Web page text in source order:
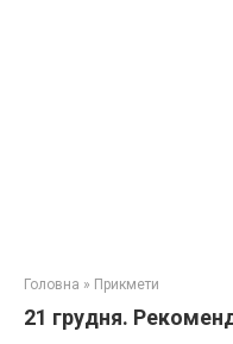
Головна » Прикмети
21 грудня.